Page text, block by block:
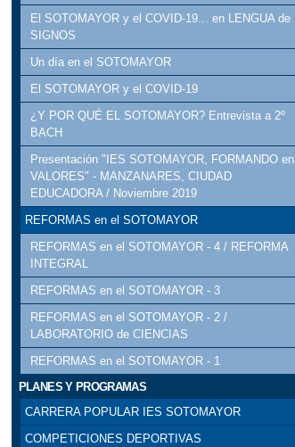
El SOTOMAYOR y el COVID-19... en LENGUA de
SIGNOS
Un día en el SOTOMAYOR
El SOTOMAYOR y el COVID-19
¿Y POR QUÉ EL SOTOMAYOR? Entrevista a 2º
BACH
Presentación "IES SOTOMAYOR, FORMANDO en
VALORES" - MANZANARES, CIUDAD
EDUCADORA / Noviembre 2019
REFORMAS en el SOTOMAYOR
REFORMAS en el SOTOMAYOR - 4 / REFORMA
INTEGRAL
REFORMAS en el SOTOMAYOR - 3
REFORMAS en el SOTOMAYOR - 2 /
LABORATORIO de CIENCIAS
REFORMAS en el SOTOMAYOR - 1
PLANES Y PROGRAMAS
CARRERA POPULAR IES SOTOMAYOR
COMPETICIONES DEPORTIVAS